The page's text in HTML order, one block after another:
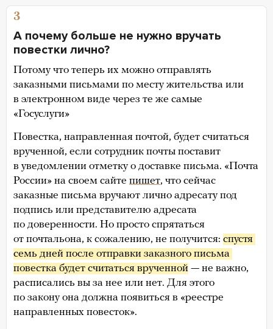
3
А почему больше не нужно вручать
повестки лично?
Потому что теперь их можно отправлять
заказными письмами по месту жительства или
в электронном виде через те же самые
«Госуслуги»
Повестка, направленная почтой, будет считаться
врученной, если сотрудник почты поставит
в уведомлении отметку о доставке письма. «Почта
России» на своем сайте пишет, что сейчас
заказные письма вручают лично адресату под
подпись или представителю адресата
по доверенности. Но просто спрятаться
от почтальона, к сожалению, не получится: спустя
семь дней после отправки заказного письма
повестка будет считаться врученной — не важно,
расписались вы за нее или нет. Для этого
по закону она должна появиться в «реестре
направленных повесток».